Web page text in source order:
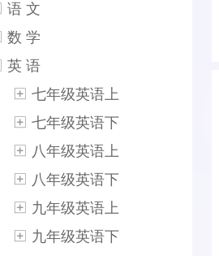
语 文
数 学
英 语
七年级英语上
七年级英语下
八年级英语上
八年级英语下
九年级英语上
九年级英语下